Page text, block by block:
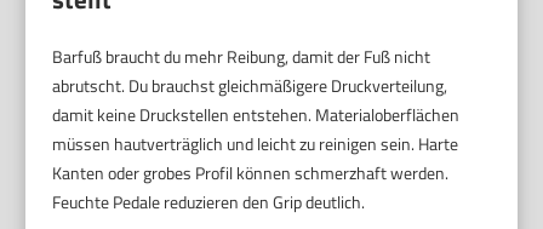
Barfuß braucht du mehr Reibung, damit der Fuß nicht
abrutscht. Du brauchst gleichmäßigere Druckverteilung,
damit keine Druckstellen entstehen. Materialoberflächen
müssen hautverträglich und leicht zu reinigen sein. Harte
Kanten oder grobes Profil können schmerzhaft werden.
Feuchte Pedale reduzieren den Grip deutlich.